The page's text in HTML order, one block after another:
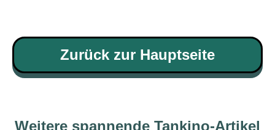
Zurück zur Hauptseite
Weitere spannende Tankino-Artikel